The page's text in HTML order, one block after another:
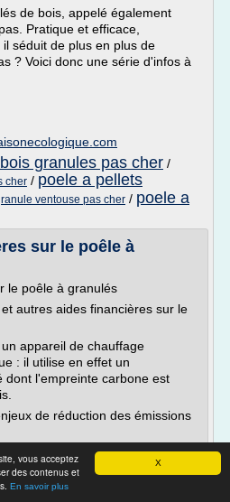
X
vous acceptez
des contenus et
En savoir plus
de bois, appelé également
Pratique et efficace,
séduit de plus en plus de
? Voici donc une série d'infos à
granules pas cher /
cher / poele a pellets
ventouse pas cher / poele a
sur le poêle à
le poêle à granulés
autres aides financières sur le
appareil de chauffage
: il utilise en effet un
dont l'empreinte carbone est
de réduction des émissions